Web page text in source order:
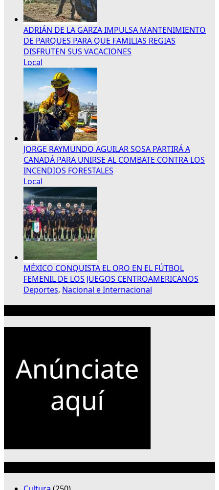
ADRIÁN DE LA GARZA IMPULSA MANTENIMIENTO
DE PARQUES PARA QUE FAMILIAS REGIAS
DISFRUTEN SUS VACACIONES
Local
JORGE RAYMUNDO AGUILAR SOSA PARTIRÁ A
CANADÁ PARA UNIRSE AL COMBATE CONTRA LOS
INCENDIOS FORESTALES
Local
MÉXICO CONQUISTA EL ORO EN EL FÚTBOL
FEMENIL DE LOS JUEGOS CENTROAMERICANOS
Deportes, Nacional e Internacional